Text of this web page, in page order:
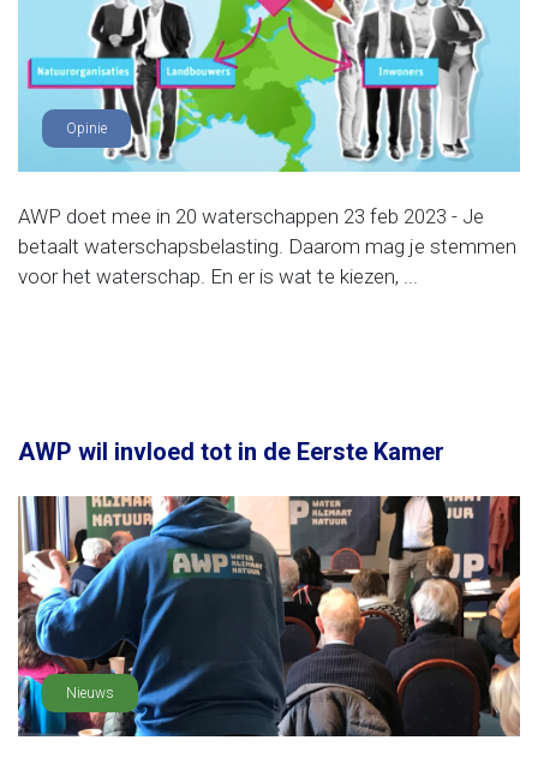
Opinie
AWP doet mee in 20 waterschappen 23 feb 2023 - Je
betaalt waterschapsbelasting. Daarom mag je stemmen
voor het waterschap. En er is wat te kiezen, ...
AWP wil invloed tot in de Eerste Kamer
Nieuws